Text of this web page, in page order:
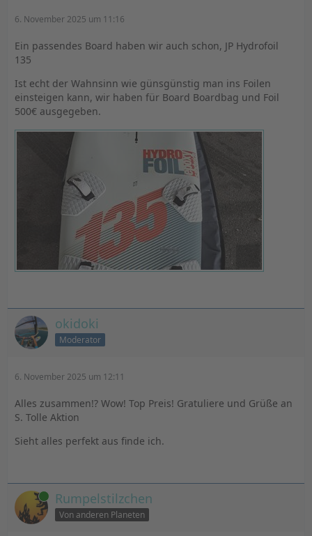
6. November 2025 um 11:16
Ein passendes Board haben wir auch schon, JP Hydrofoil
135
Ist echt der Wahnsinn wie günsgünstig man ins Foilen
einsteigen kann, wir haben für Board Boardbag und Foil
500€ ausgegeben.
okidoki
Moderator
6. November 2025 um 12:11
Alles zusammen!? Wow! Top Preis! Gratuliere und Grüße an
S. Tolle Aktion
Sieht alles perfekt aus finde ich.
Online Rumpelstilzchen
Von anderen Planeten